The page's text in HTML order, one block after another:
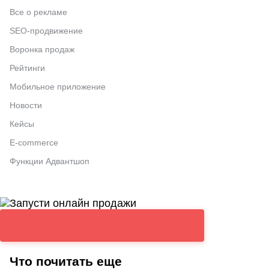
Все о рекламе
SEO-продвижение
Воронка продаж
Рейтинги
Мобильное приложение
Новости
Кейсы
E-commerce
Функции Адвантшоп
Что почитать еще